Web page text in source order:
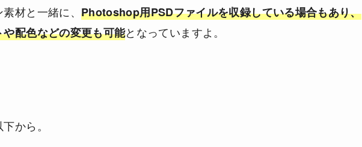
材と一緒に、 Photoshop用PSDファイルを収録している場合もあり、
や配色などの変更も可能となっていますよ。
から。